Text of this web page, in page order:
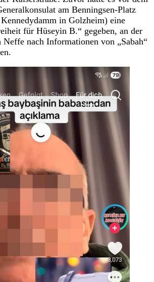
am Benningsen-Platz
in Golzheim) eine
für Hüseyin B.“ gegeben, an der
Neffe nach Informationen von „Sabah“